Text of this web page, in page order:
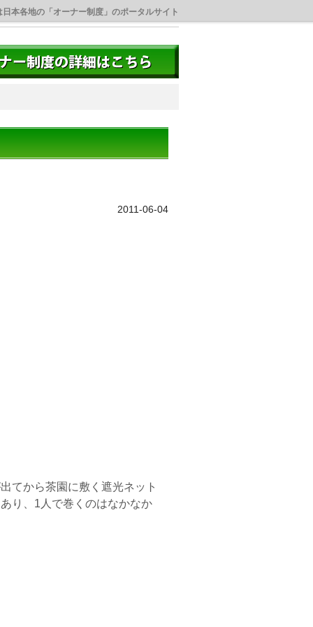
本各地の「オーナー制度」のポータルサイト
2011-06-04
てから茶園に敷く遮光ネット
り、1人で巻くのはなかなか